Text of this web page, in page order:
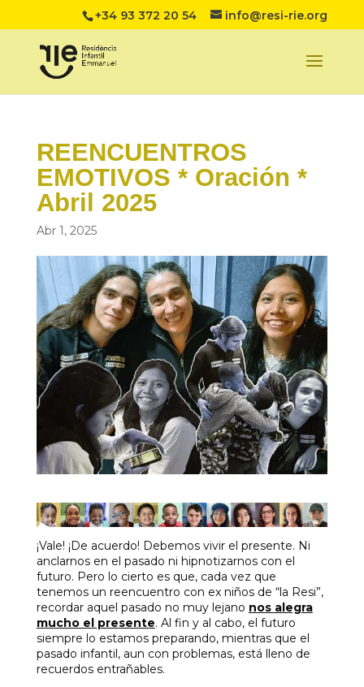
+34 93 372 20 54 info@resi-rie.org
REENCUENTROS
EMOTIVOS * Oración *
Abril 2025
Abr 1, 2025
¡Vale! ¡De acuerdo! Debemos vivir el presente. Ni
anclarnos en el pasado ni hipnotizarnos con el
futuro. Pero lo cierto es que, cada vez que
tenemos un reencuentro con ex niños de “la Resi”,
recordar aquel pasado no muy lejano nos alegra
mucho el presente. Al fin y al cabo, el futuro
siempre lo estamos preparando, mientras que el
pasado infantil, aun con problemas, está lleno de
recuerdos entrañables.